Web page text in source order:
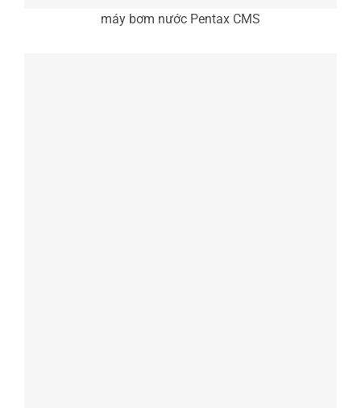
máy bơm nước Pentax CMS